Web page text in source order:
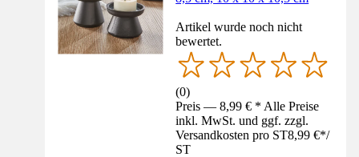
Artikel wurde noch nicht
bewertet.
(0)
Preis — 8,99 € * Alle Preise
inkl. MwSt. und ggf. zzgl.
Versandkosten pro ST8,99 €*/
ST